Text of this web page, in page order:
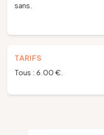
sans.
TARIFS
Tous : 6.00 €.